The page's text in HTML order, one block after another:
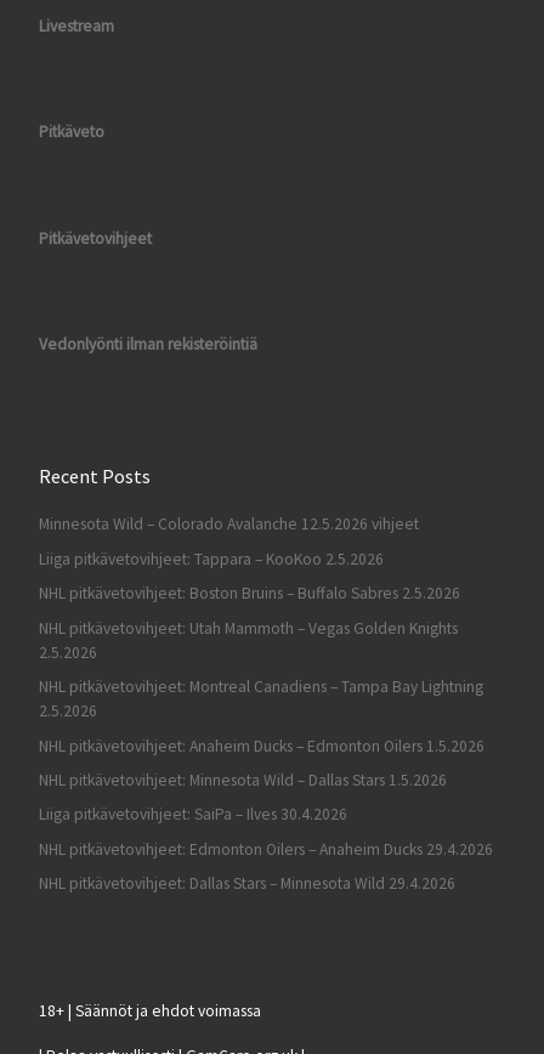
Livestream
Pitkäveto
Pitkävetovihjeet
Vedonlyönti ilman rekisteröintiä
Recent Posts
Minnesota Wild – Colorado Avalanche 12.5.2026 vihjeet
Liiga pitkävetovihjeet: Tappara – KooKoo 2.5.2026
NHL pitkävetovihjeet: Boston Bruins – Buffalo Sabres 2.5.2026
NHL pitkävetovihjeet: Utah Mammoth – Vegas Golden Knights
2.5.2026
NHL pitkävetovihjeet: Montreal Canadiens – Tampa Bay Lightning
2.5.2026
NHL pitkävetovihjeet: Anaheim Ducks – Edmonton Oilers 1.5.2026
NHL pitkävetovihjeet: Minnesota Wild – Dallas Stars 1.5.2026
Liiga pitkävetovihjeet: SaiPa – Ilves 30.4.2026
NHL pitkävetovihjeet: Edmonton Oilers – Anaheim Ducks 29.4.2026
NHL pitkävetovihjeet: Dallas Stars – Minnesota Wild 29.4.2026
18+ | Säännöt ja ehdot voimassa